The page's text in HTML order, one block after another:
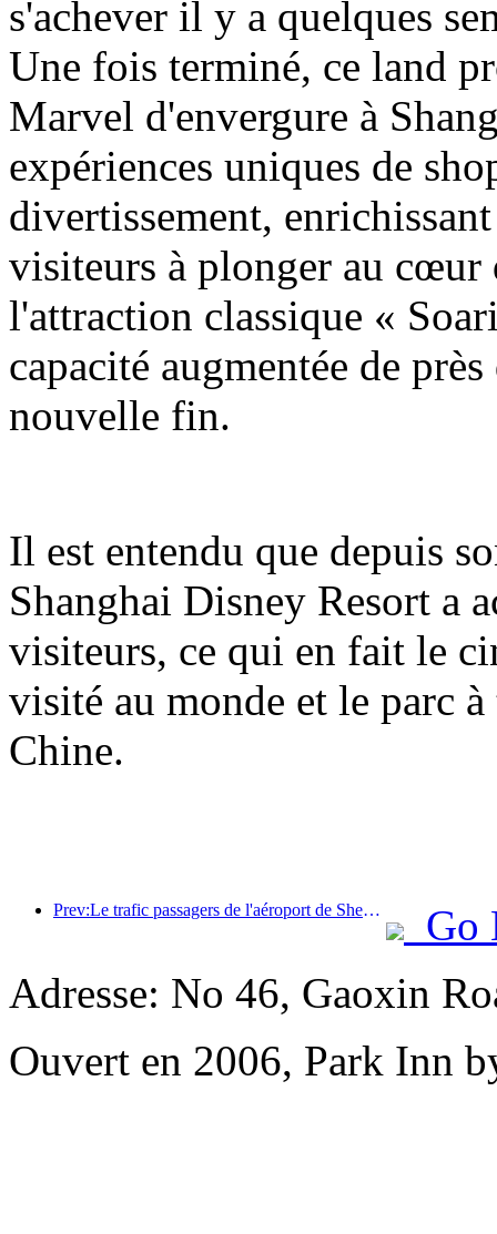
s'achever il y a quelques
Une fois terminé, ce land
Marvel d'envergure à
expériences uniques de
divertissement,
visiteurs à plonger au
l'attraction classique «
capacité augmentée de
nouvelle fin.
Il est entendu que depuis
Shanghai Disney Resort a
visiteurs, ce qui en fait le
visité au monde et le parc
Chine.
Prev:Le trafic passagers de l'aéroport de Shenzhen a dépassé les 3 millions cette année, établissant un nouveau record pour la même période.
Go
Adresse: No 46, Gaoxin
Ouvert en 2006, Park Inn